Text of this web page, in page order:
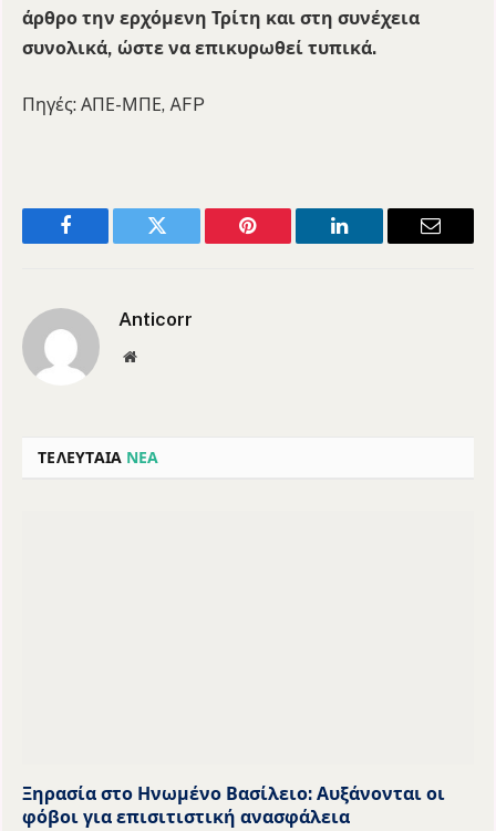
άρθρο την ερχόμενη Τρίτη και στη συνέχεια
συνολικά, ώστε να επικυρωθεί τυπικά.
Πηγές: ΑΠΕ-ΜΠΕ, AFP
Facebook Twitter Pinterest LinkedIn Email
Anticorr
Website
ΤΕΛΕΥΤΑΙΑ ΝΕΑ
Ξηρασία στο Ηνωμένο Βασίλειο: Αυξάνονται οι
φόβοι για επισιτιστική ανασφάλεια